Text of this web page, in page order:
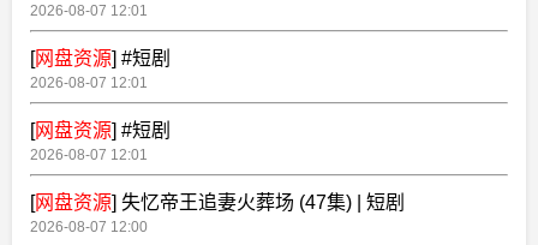
2026-08-07 12:01
[网盘资源] #短剧
2026-08-07 12:01
[网盘资源] #短剧
2026-08-07 12:01
[网盘资源] 失忆帝王追妻火葬场 (47集) | 短剧
2026-08-07 12:00